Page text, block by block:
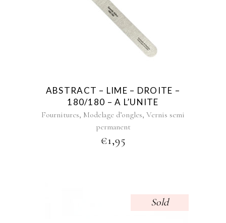
ABSTRACT – LIME – DROITE –
180/180 – A L’UNITE
Fournitures, Modelage d’ongles, Vernis semi
permanent
€1,95
Sold